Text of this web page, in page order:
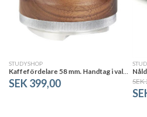
STUDYSHOP
Kaffefördelare 58 mm. Handtag i valnöt. Justerbar höjd.
SEK 399,00
Vi samlar och bearbetar din
Läs mer